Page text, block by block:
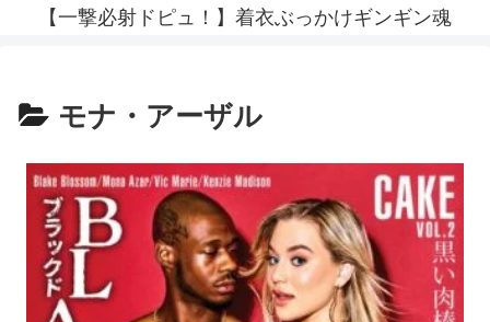
【一撃必射ドピュ！】着衣ぶっかけギンギン魂
モナ・アーザル